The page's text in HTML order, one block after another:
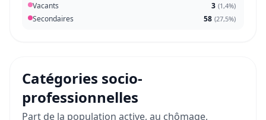
Vacants 3 (1,4%)
Secondaires 58 (27,5%)
Catégories socio-
professionnelles
Part de la population active, au chômage,